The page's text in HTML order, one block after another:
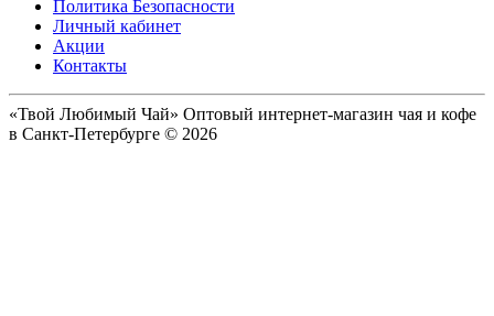
Политика Безопасности
Личный кабинет
Акции
Контакты
«Твой Любимый Чай» Оптовый интернет-магазин чая и кофе
в Санкт-Петербурге © 2026